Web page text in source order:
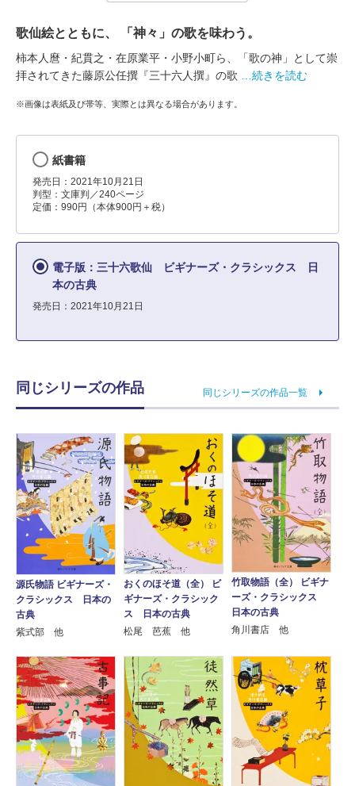
歌仙絵とともに、 「神々」の歌を味わう。
柿本人麿・紀貫之・在原業平・小野小町ら、「歌の神」として崇
拝されてきた藤原公任撰『三十六人撰』の歌
…続きを読む
※画像は表紙及び帯等、実際とは異なる場合があります。
紙書籍
発売日：2021年10月21日
判型：文庫判／240ページ
定価：990円（本体900円＋税）
電子版：三十六歌仙 ビギナーズ・クラシックス 日
本の古典
発売日：2021年10月21日
同じシリーズの作品 同じシリーズの作品一覧
源氏物語 ビギナーズ・
クラシックス 日本の
古典
紫式部 他
おくのほそ道（全） ビ
ギナーズ・クラシック
ス 日本の古典
松尾 芭蕉 他
竹取物語（全） ビギナ
ーズ・クラシックス
日本の古典
角川書店 他